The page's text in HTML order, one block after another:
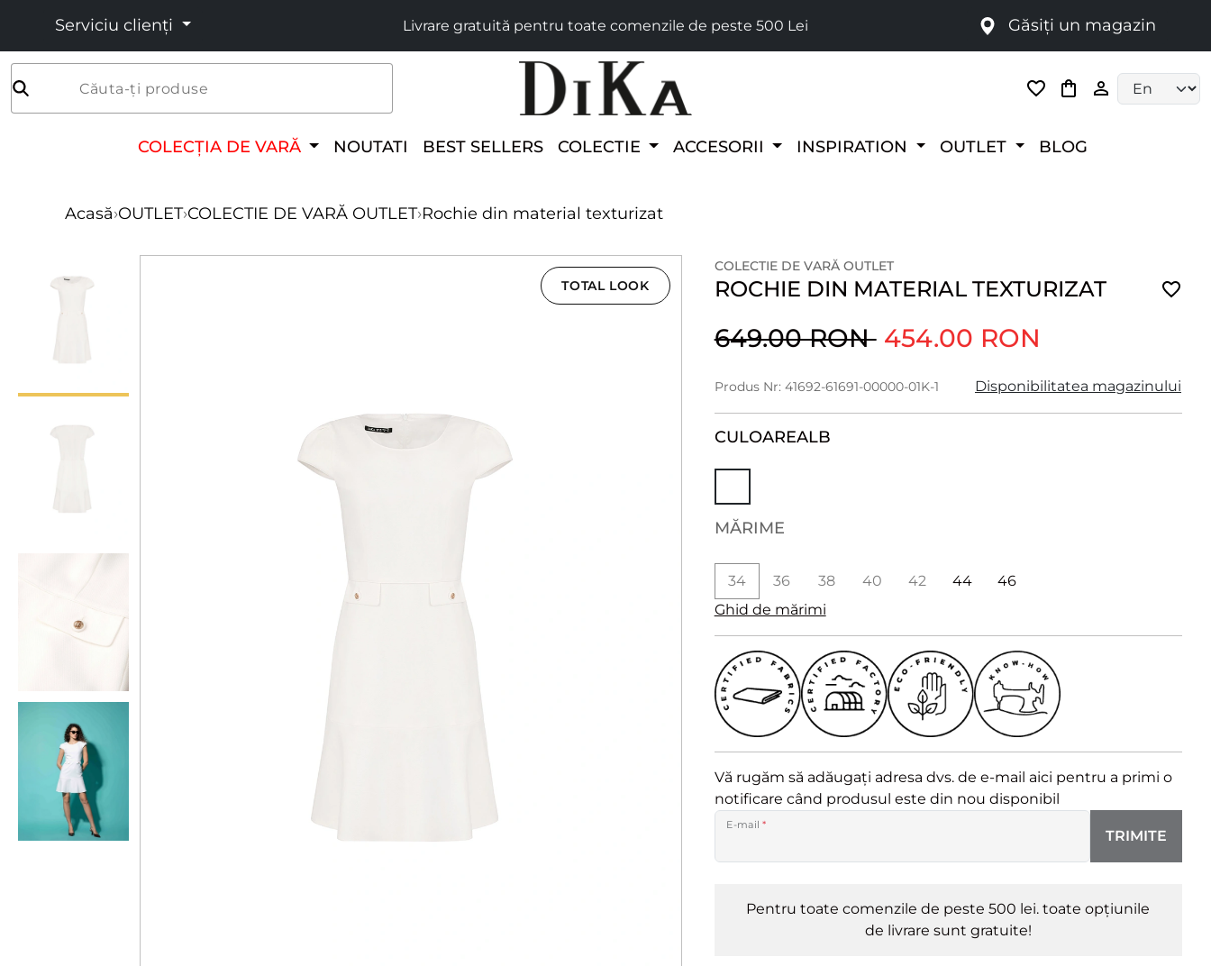
Serviciu clienți Livrare gratuită pentru toate comenzile de peste 500 Lei Găsiți un magazin
Căuta-ți produse
COLECȚIA DE VARĂ NOUTATI BEST SELLERS COLECTIE ACCESORII INSPIRATION OUTLET BLOG
Acasă›OUTLET›COLECTIE DE VARĂ OUTLET›Rochie din material texturizat
TOTAL LOOK
COLECTIE DE VARĂ OUTLET
ROCHIE DIN MATERIAL TEXTURIZAT
649.00 RON 454.00 RON
Produs Nr: 41692-61691-00000-01K-1 Disponibilitatea magazinului
CULOAREALB
MĂRIME
34 36 38 40 42 44
46
Ghid de mărimi
Vă rugăm să adăugați adresa dvs. de e-mail aici pentru a primi o
notificare când produsul este din nou disponibil
E-mail *
TRIMITE
Pentru toate comenzile de peste 500 lei. toate opțiunile
de livrare sunt gratuite!